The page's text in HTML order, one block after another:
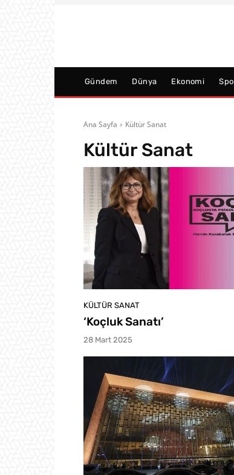
Gündem Dünya Ekonomi
Ana Sayfa Kültür Sanat
Kültür Sanat
KÜLTÜR SANAT
‘Koçluk Sanatı’
28 Mart 2025